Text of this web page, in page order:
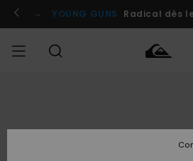
l'information
le
Se connecter / s'inscrire
YOUNG GUNS Radical dès